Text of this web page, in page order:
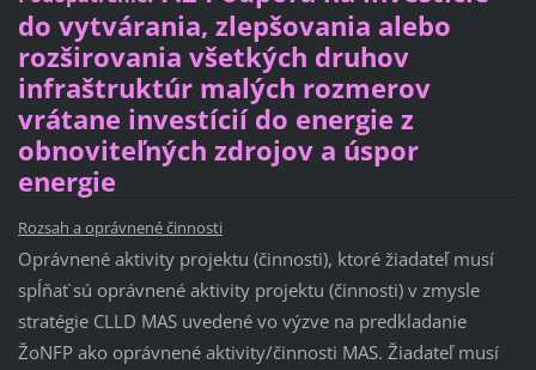
do vytvárania, zlepšovania alebo
rozširovania všetkých druhov
infraštruktúr malých rozmerov
vrátane investícií do energie z
obnoviteľných zdrojov a úspor
energie
Rozsah a oprávnené činnosti
Oprávnené aktivity projektu (činnosti), ktoré žiadateľ musí
spĺňať sú oprávnené aktivity projektu (činnosti) v zmysle
stratégie CLLD MAS uvedené vo výzve na predkladanie
ŽoNFP ako oprávnené aktivity/činnosti MAS. Žiadateľ musí